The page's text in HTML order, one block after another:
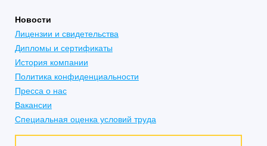
Новости
Лицензии и свидетельства
Дипломы и сертификаты
История компании
Политика конфиденциальности
Пресса о нас
Вакансии
Специальная оценка условий труда